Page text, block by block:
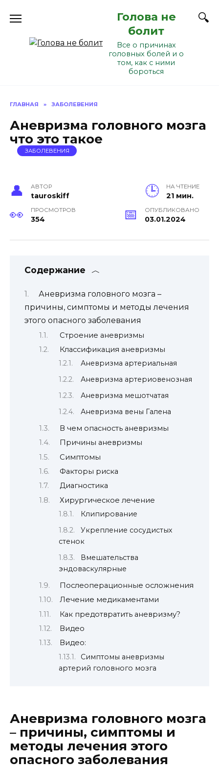
Голова не
болит
Все о причинах
головных болей и о
том, как с ними
бороться
ГЛАВНАЯ » ЗАБОЛЕВЕНИЯ
Аневризма головного мозга
что это такое
ЗАБОЛЕВЕНИЯ
АВТОР
tauroskiff
НА ЧТЕНИЕ
21 мин.
ПРОСМОТРОВ
354
ОПУБЛИКОВАНО
03.01.2024
Содержание
Аневризма головного мозга –
причины, симптомы и методы лечения
этого опасного заболевания
Строение аневризмы
Классификация аневризмы
Аневризма артериальная
Аневризма артериовенозная
Аневризма мешотчатая
Аневризма вены Галена
В чем опасность аневризмы
Причины аневризмы
Симптомы
Факторы риска
Диагностика
Хирургическое лечение
Клипирование
Укрепление сосудистых
стенок
Вмешательства
эндоваскулярные
Послеоперационные осложнения
Лечение медикаментами
Как предотвратить аневризму?
Видео
Видео:
Симптомы аневризмы
артерий головного мозга
Аневризма головного мозга
– причины, симптомы и
методы лечения этого
опасного заболевания